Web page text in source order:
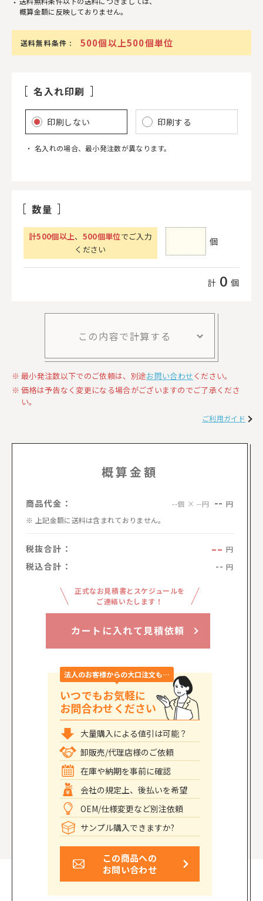
概算金額に反映しておりません。
送料無料条件 : 500個以上500個単位
名入れ印刷
印刷しない 印刷する
名入れの場合、最小発注数が異なります。
数量
計500個以上、 500個単位でご入力
ください
個
計 0 個
この内容で計算する
最小発注数以下でのご依頼は、別途お問い合わせください。
価格は予告なく変更になる場合がございますのでご了承くださ
い。
ご利用ガイド
概算金額
商品代金： --個 × --円 -- 円
上記金額に送料は含まれておりません。
税抜合計： -- 円
税込合計： -- 円
正式なお見積書とスケジュールを
ご連絡いたします！
カートに入れて見積依頼
法人のお客様からの大口注文も…
いつでもお気軽に
お問合わせください
大量購入による値引は可能？
卸販売/代理店様のご依頼
在庫や納期を事前に確認
会社の規定上、後払いを希望
OEM/仕様変更など別注依頼
サンプル購入できますか?
この商品への
お問い合わせ